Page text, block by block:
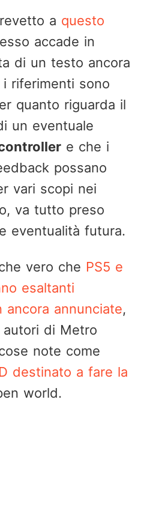
a questo
accade in
di un testo ancora
riferimenti sono
quanto riguarda il
un eventuale
e che i
possano
vari scopi nei
va tutto preso
eventualità futura.
vero che PS5 e
esaltanti
annunciate,
di Metro
note come
destinato a fare la
world.